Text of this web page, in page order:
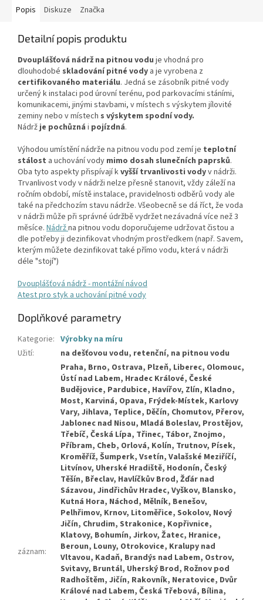
Popis Diskuze Značka
Detailní popis produktu
Dvouplášťová nádrž na pitnou vodu je vhodná pro
dlouhodobé skladování pitné vody a je vyrobena z
certifikovaného materiálu. Jedná se zásobník pitné vody
určený k instalaci pod úrovní terénu, pod parkovacími stáními,
komunikacemi, jinými stavbami, v místech s výskytem jílovité
zeminy nebo v místech s výskytem spodní vody.
Nádrž je pochůzná i pojízdná.
Výhodou umístění nádrže na pitnou vodu pod zemí je teplotní
stálost a uchování vody mimo dosah slunečních paprsků.
Oba tyto aspekty přispívají kvyšší trvanlivosti vodyv nádrži.
Trvanlivost vody v nádrži nelze přesně stanovit, vždy záleží na
ročním období, místě instalace, pravidelnosti odběrů vody ale
také na předchozím stavu nádrže. Všeobecně se dá říct, že voda
v nádrži může při správné údržbě vydržet nezávadná více než 3
měsíce. Nádržna pitnou vodu doporučujeme udržovat čistou a
dle potřeby ji dezinfikovat vhodným prostředkem (např. Savem,
kterým můžete dezinfikovat také přímo vodu, která v nádrži
déle "stojí")
Dvouplášťová nádrž - montážní návod
Atest pro styk a uchování pitné vody
Doplňkové parametry
Kategorie: Výrobky na míru
Užití: na dešťovou vodu, retenční, na pitnou vodu
záznam:
Praha, Brno, Ostrava, Plzeň, Liberec, Olomouc, Ústí nad Labem, Hradec Králové, České Budějovice, Pardubice, Havířov, Zlín, Kladno, Most, Karviná, Opava, Frýdek-Místek, Karlovy Vary, Jihlava, Teplice, Děčín, Chomutov, Přerov, Jablonec nad Nisou, Mladá Boleslav, Prostějov, Třebíč, Česká Lípa, Třinec, Tábor, Znojmo, Příbram, Cheb, Orlová, Kolín, Trutnov, Písek, Kroměříž, Šumperk, Vsetín, Valašské Meziříčí, Litvínov, Uherské Hradiště, Hodonín, Český Těšín, Břeclav, Havlíčkův Brod, Žďár nad Sázavou, Jindřichův Hradec, Vyškov, Blansko, Kutná Hora, Náchod, Mělník, Benešov, Pelhřimov, Krnov, Litoměřice, Sokolov, Nový Jičín, Chrudim, Strakonice, Kopřivnice, Klatovy, Bohumín, Jirkov, Žatec, Hranice, Beroun, Louny, Otrokovice, Kralupy nad Vltavou, Kadaň, Brandýs nad Labem, Ostrov, Svitavy, Bruntál, Uherský Brod, Rožnov pod Radhoštěm, Jičín, Rakovník, Neratovice, Dvůr Králové nad Labem, Česká Třebová, Bílina, Varnsdorf, Slaný, Klášterec nad Ohří, Mariánské Lázně, Nymburk, Ústí nad Orlicí, Turnov, Chodov, Rokycany, Hlučín, Poděbrady, Zábřeh, Šternberk, Krupka, Říčany, Český Krumlov, Roudnice nad Labem, Aš, Tachov, Vrchlabí, Jaroměř, Vysoké Mýto, Nový Bor, Holešov, Vlašim,